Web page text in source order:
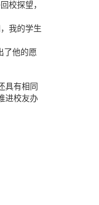
校探望，
我的学生
了他的愿
具有相同
进校友办